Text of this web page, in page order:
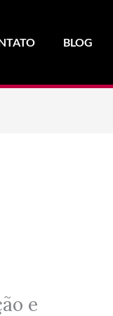
BLOG
e